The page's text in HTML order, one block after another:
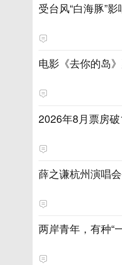
受台风“白海豚”
电影《去你的岛
2026年8月票房
薛之谦杭州演唱
两岸青年，有种“